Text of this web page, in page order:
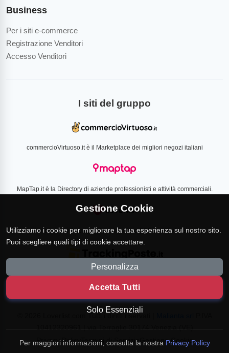
Business
Per i siti e-commerce
Registrazione Venditori
Accesso Venditori
I siti del gruppo
commercioVirtuoso.it è il Marketplace dei migliori negozi italiani
MapTap.it è la Directory di aziende professionisti e attività commerciali.
Loverlist.com è il comparatore di prezzo CSS certificato Google
TrackingPoste.it è il sito per tracciare qualsiasi spedizione
10412320961 | via Terraglio 30174 Venezia (VE)
Privacy PolicyTermini di ServizioGestione Cookie
Gestione Cookie
Utilizziamo i cookie per migliorare la tua esperienza sul nostro sito.
Puoi scegliere quali tipi di cookie accettare.
Personalizza
Accetta Tutti
Solo Essenziali
Per maggiori informazioni, consulta la nostra Privacy Policy